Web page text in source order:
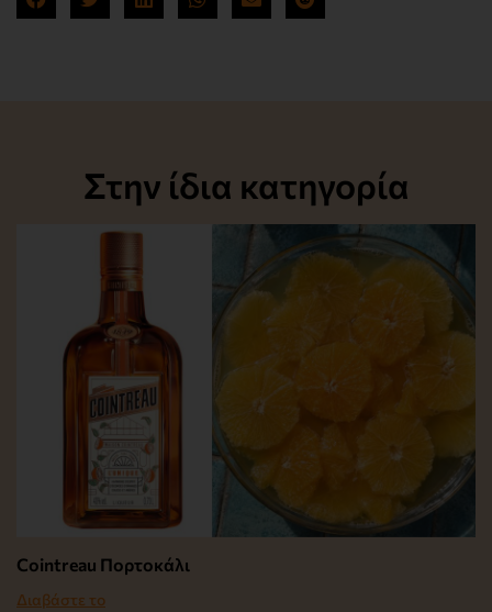
Στην ίδια κατηγορία
Cointreau Πορτοκάλι
Διαβάστε το